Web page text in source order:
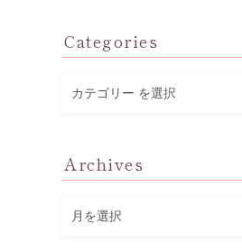
Categories
テ
ー
Archives
ア
ー